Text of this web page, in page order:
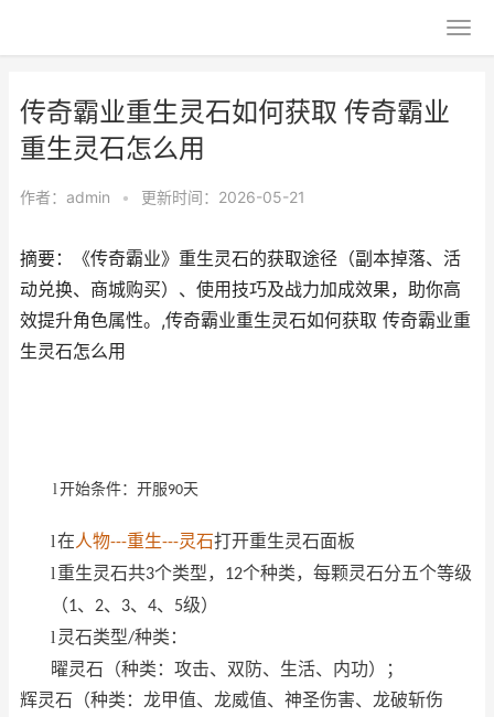
传奇霸业重生灵石如何获取 传奇霸业
重生灵石怎么用
作者： admin • 更新时间：2026-05-21
摘要：《传奇霸业》重生灵石的获取途径（副本掉落、活
动兑换、商城购买）、使用技巧及战力加成效果，助你高
效提升角色属性。,传奇霸业重生灵石如何获取 传奇霸业重
生灵石怎么用
l开始条件：开服90天
l在人物---重生---灵石打开重生灵石面板
l 重生灵石共3个类型， 12个种类，每颗灵石分五个等级
（1、 2、 3、 4、 5级）
l 灵石类型/种类：
曜灵石（种类：攻击、双防、生活、内功）；
辉灵石（种类：龙甲值、龙威值、神圣伤害、龙破斩伤